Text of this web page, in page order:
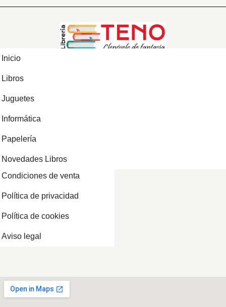
Inicio
Libros
Juguetes
Informática
Papelería
Novedades Libros
Condiciones de venta
Política de privacidad
Política de cookies
Aviso legal